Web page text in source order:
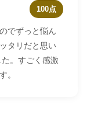
100点
でずっと悩ん
タリだと思い
。すごく感激
。